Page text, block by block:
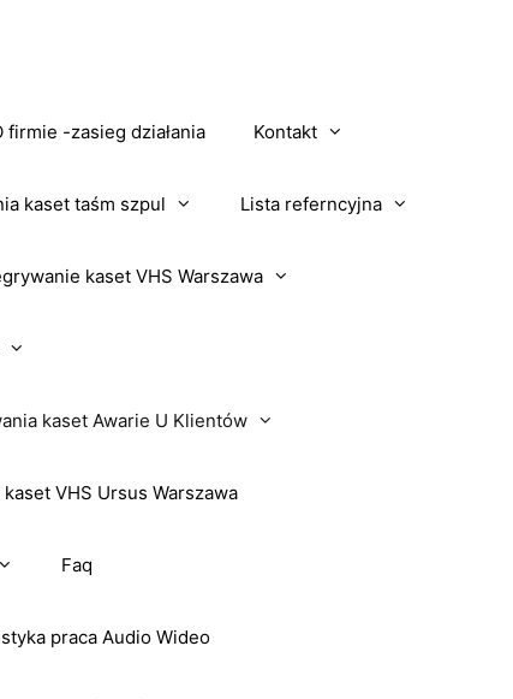
firmie -zasieg działania Kontakt
kaset taśm szpul Lista referncyjna
kaset VHS Warszawa
kaset Awarie U Klientów
VHS Ursus Warszawa
Faq
praca Audio Wideo